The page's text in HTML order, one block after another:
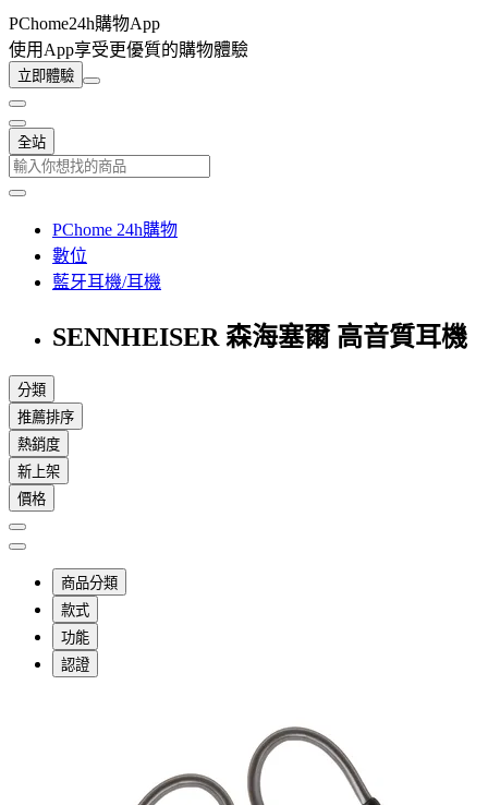
PChome24h購物App
使用App享受更優質的購物體驗
立即體驗
全站
PChome 24h購物
數位
藍牙耳機/耳機
SENNHEISER 森海塞爾 高音質耳機
分類
推薦排序
熱銷度
新上架
價格
商品分類
款式
功能
認證